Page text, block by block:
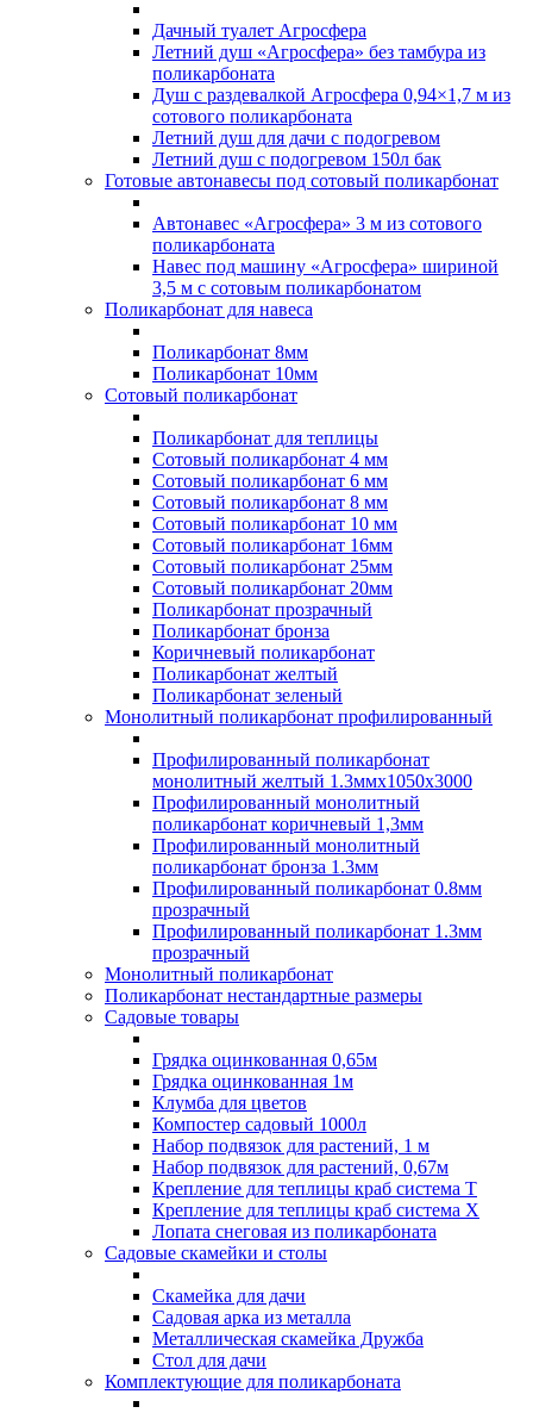
Дачный туалет Агросфера
Летний душ «Агросфера» без тамбура из
поликарбоната
Душ с раздевалкой Агросфера 0,94×1,7 м из
сотового поликарбоната
Летний душ для дачи с подогревом
Летний душ с подогревом 150л бак
Готовые автонавесы под сотовый поликарбонат
Автонавес «Агросфера» 3 м из сотового
поликарбоната
Навес под машину «Агросфера» шириной
3,5 м с сотовым поликарбонатом
Поликарбонат для навеса
Поликарбонат 8мм
Поликарбонат 10мм
Сотовый поликарбонат
Поликарбонат для теплицы
Сотовый поликарбонат 4 мм
Сотовый поликарбонат 6 мм
Сотовый поликарбонат 8 мм
Сотовый поликарбонат 10 мм
Сотовый поликарбонат 16мм
Сотовый поликарбонат 25мм
Сотовый поликарбонат 20мм
Поликарбонат прозрачный
Поликарбонат бронза
Коричневый поликарбонат
Поликарбонат желтый
Поликарбонат зеленый
Монолитный поликарбонат профилированный
Профилированный поликарбонат
монолитный желтый 1.3ммх1050х3000
Профилированный монолитный
поликарбонат коричневый 1,3мм
Профилированный монолитный
поликарбонат бронза 1.3мм
Профилированный поликарбонат 0.8мм
прозрачный
Профилированный поликарбонат 1.3мм
прозрачный
Монолитный поликарбонат
Поликарбонат нестандартные размеры
Садовые товары
Грядка оцинкованная 0,65м
Грядка оцинкованная 1м
Клумба для цветов
Компостер садовый 1000л
Набор подвязок для растений, 1 м
Набор подвязок для растений, 0,67м
Крепление для теплицы краб система Т
Крепление для теплицы краб система Х
Лопата снеговая из поликарбоната
Садовые скамейки и столы
Скамейка для дачи
Садовая арка из металла
Металлическая скамейка Дружба
Стол для дачи
Комплектующие для поликарбоната